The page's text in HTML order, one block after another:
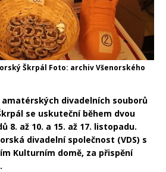
Škrpál Foto: archiv Všenorského
amatérských divadelních souborů
se uskuteční během dvou
8. až 10. a 15. až 17. listopadu.
divadelní společnost (VDS) s
Kulturním domě, za přispění